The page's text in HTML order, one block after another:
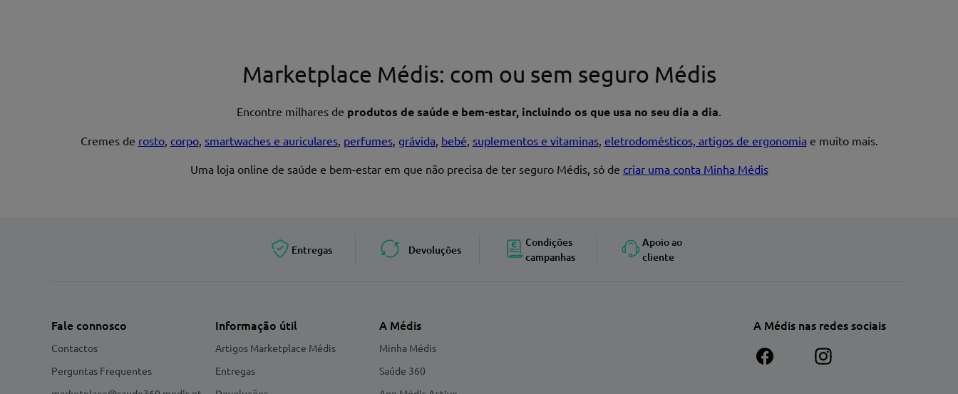
Marketplace Médis: com ou sem seguro Médis
Encontre milhares de produtos de saúde e bem-estar, incluindo os que usa no seu dia a dia.
Cremes de rosto, corpo, smartwaches e auriculares, perfumes, grávida, bebé, suplementos e vitaminas, eletrodomésticos, artigos de ergonomia e muito mais.
Uma loja online de saúde e bem-estar em que não precisa de ter seguro Médis, só de criar uma conta Minha Médis
Entregas Devoluções
Condições
campanhas
Apoio ao
cliente
Fale connosco
Contactos
Perguntas Frequentes
Informação útil
Artigos Marketplace Médis
Entregas
A Médis
Minha Médis
Saúde 360
A Médis nas redes sociais